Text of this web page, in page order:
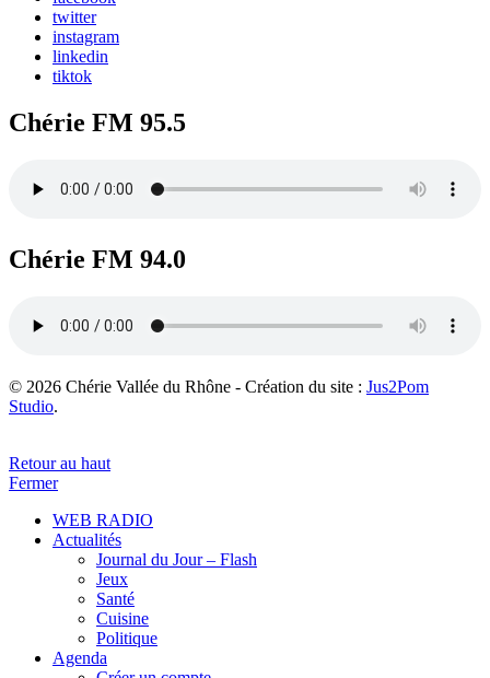
twitter
instagram
linkedin
tiktok
Chérie FM 95.5
Chérie FM 94.0
© 2026 Chérie Vallée du Rhône - Création du site : Jus2Pom
Studio.
Retour au haut
Fermer
WEB RADIO
Actualités
Journal du Jour – Flash
Jeux
Santé
Cuisine
Politique
Agenda